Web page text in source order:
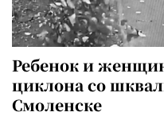
Ребенок и
циклона со
Смоленске